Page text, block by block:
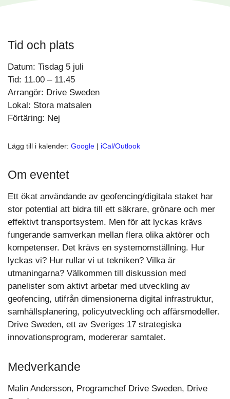
Tid och plats
Datum: Tisdag 5 juli
Tid: 11.00 – 11.45
Arrangör: Drive Sweden
Lokal: Stora matsalen
Förtäring: Nej
Lägg till i kalender: Google | iCal/Outlook
Om eventet
Ett ökat användande av geofencing/digitala staket har
stor potential att bidra till ett säkrare, grönare och mer
effektivt transportsystem. Men för att lyckas krävs
fungerande samverkan mellan flera olika aktörer och
kompetenser. Det krävs en systemomställning. Hur
lyckas vi? Hur rullar vi ut tekniken? Vilka är
utmaningarna? Välkommen till diskussion med
panelister som aktivt arbetar med utveckling av
geofencing, utifrån dimensionerna digital infrastruktur,
samhällsplanering, policyutveckling och affärsmodeller.
Drive Sweden, ett av Sveriges 17 strategiska
innovationsprogram, modererar samtalet.
Medverkande
Malin Andersson, Programchef Drive Sweden, Drive